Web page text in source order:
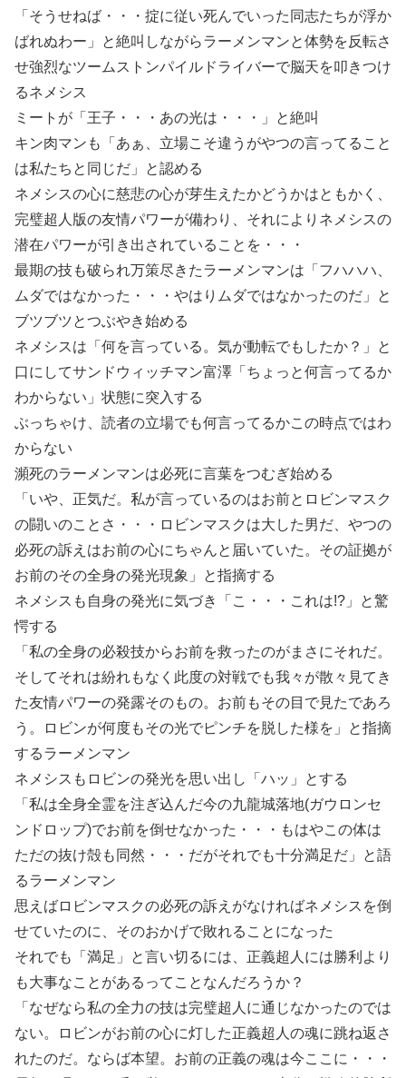
「そうせねば・・・掟に従い死んでいった同志たちが浮か
ばれぬわー」と絶叫しながらラーメンマンと体勢を反転さ
せ強烈なツームストンパイルドライバーで脳天を叩きつけ
るネメシス
ミートが「王子・・・あの光は・・・」と絶叫
キン肉マンも「あぁ、立場こそ違うがやつの言ってること
は私たちと同じだ」と認める
ネメシスの心に慈悲の心が芽生えたかどうかはともかく、
完璧超人版の友情パワーが備わり、それによりネメシスの
潜在パワーが引き出されていることを・・・
最期の技も破られ万策尽きたラーメンマンは「フハハハ、
ムダではなかった・・・やはりムダではなかったのだ」と
ブツブツとつぶやき始める
ネメシスは「何を言っている。気が動転でもしたか？」と
口にしてサンドウィッチマン富澤「ちょっと何言ってるか
わからない」状態に突入する
ぶっちゃけ、読者の立場でも何言ってるかこの時点ではわ
からない
瀕死のラーメンマンは必死に言葉をつむぎ始める
「いや、正気だ。私が言っているのはお前とロビンマスク
の闘いのことさ・・・ロビンマスクは大した男だ、やつの
必死の訴えはお前の心にちゃんと届いていた。その証拠が
お前のその全身の発光現象」と指摘する
ネメシスも自身の発光に気づき「こ・・・これは!?」と驚
愕する
「私の全身の必殺技からお前を救ったのがまさにそれだ。
そしてそれは紛れもなく此度の対戦でも我々が散々見てき
た友情パワーの発露そのもの。お前もその目で見たであろ
う。ロビンが何度もその光でピンチを脱した様を」と指摘
するラーメンマン
ネメシスもロビンの発光を思い出し「ハッ」とする
「私は全身全霊を注ぎ込んだ今の九龍城落地(ガウロンセ
ンドロップ)でお前を倒せなかった・・・もはやこの体は
ただの抜け殻も同然・・・だがそれでも十分満足だ」と語
るラーメンマン
思えばロビンマスクの必死の訴えがなければネメシスを倒
せていたのに、そのおかげで敗れることになった
それでも「満足」と言い切るには、正義超人には勝利より
も大事なことがあるってことなんだろうか？
「なぜなら私の全力の技は完璧超人に通じなかったのでは
ない。ロビンがお前の心に灯した正義超人の魂に跳ね返さ
れたのだ。ならば本望。お前の正義の魂は今ここに・・・